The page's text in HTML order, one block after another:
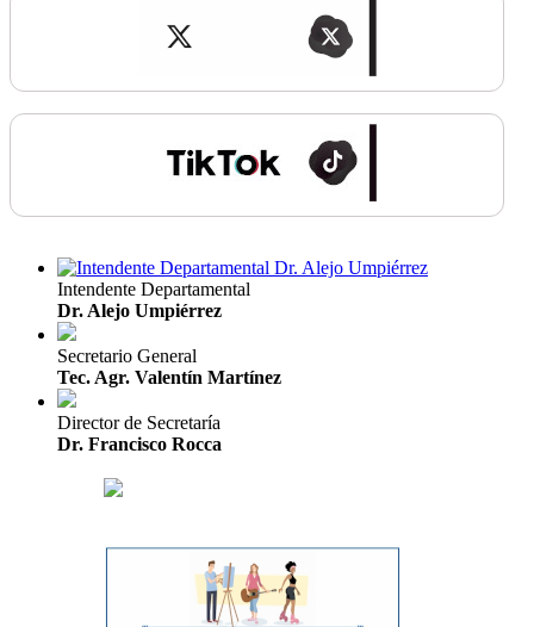
Intendente Departamental
Dr. Alejo Umpiérrez
Secretario General
Tec. Agr. Valentín Martínez
Director de Secretaría
Dr. Francisco Rocca